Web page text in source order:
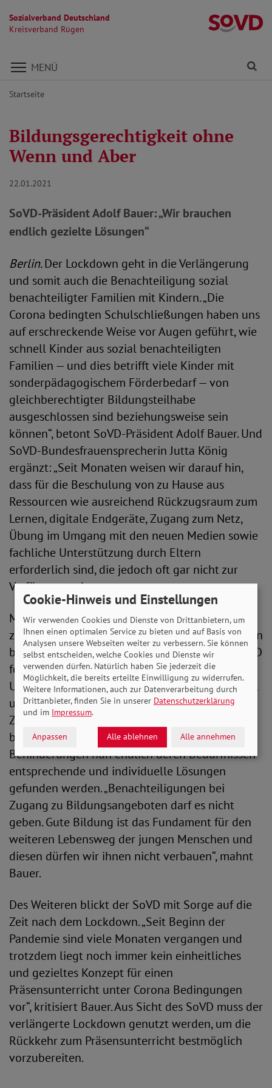
Sozialverband Deutschland
Kreisverband Rügen
Direkt zu den Inhalten springen
MENÜ
Startseite
Bildungsgerechtigkeit ohne
Wenn und Aber
22.01.2021
SoVD-Präsident Adolf Bauer: „Wir brauchen
endlich gezielte Lösungen“
Berlin.Der Lockdown geht in die Verlängerung
und somit auch die Benachteiligung sozial
benachteiligter Familien mit Kindern. „Die
Corona bedingten Schulschließungen haben uns
auf erschreckende Weise vor Augen geführt, wie
schnell Kinder aus sozial benachteiligten
Familien — und dies betrifft viele Kinder mit
sonderpädagogischem Förderbedarf — von
gleichberechtigter Bildungsteilhabe
ausgeschlossen sind beziehungsweise sein
können“, betont SoVD-Präsident Adolf Bauer. Und
SoVD-Bundesfrauensprecherin Jutta König
ergänzt: „Seit Monaten weisen wir darauf hin,
dass für die Beschulung von zu Hause aus
Ressourcen wie ausreichend Rückzugsraum zum
Lernen, digitale Endgeräte, Zugang zum Netz,
Übung im Umgang mit den neuen Medien sowie
fachliche Unterstützung durch Eltern
erforderlich sind, die jedoch oft gar nicht zur
Verfügung stehen.
Manche Kinder mit Behinderungen benötigen
zudem Schulassistenz, die jedoch in vielen Fällen
beim Zuhause Lernen verwehrt wurde.“ Der SoVD
fordert, dass dort, wo die Voraussetzungen für
Unterricht von zu Hause aus nicht gegeben sind,
umgehend Alternativen geschaffen werden.
Zudem müssen für Kinder aus sozial
benachteiligten Familien und Kinder mit
Behinderungen nun endlich deren Bedürfnissen
entsprechende und individuelle Lösungen
gefunden werden. „Benachteiligungen bei
Zugang zu Bildungsangeboten darf es nicht
geben. Gute Bildung ist das Fundament für den
weiteren Lebensweg der jungen Menschen und
diesen dürfen wir ihnen nicht verbauen“, mahnt
Bauer.
Des Weiteren blickt der SoVD mit Sorge auf die
Zeit nach dem Lockdown. „Seit Beginn der
Pandemie sind viele Monaten vergangen und
trotzdem liegt noch immer kein einheitliches
und gezieltes Konzept für einen
Präsensunterricht unter Corona Bedingungen
vor“, kritisiert Bauer. Aus Sicht des SoVD muss der
verlängerte Lockdown genutzt werden, um die
Rückkehr zum Präsensunterricht bestmöglich
vorzubereiten.
Cookie-Hinweis und Einstellungen
Wir verwenden Cookies und Dienste von Drittanbietern, um
Ihnen einen optimalen Service zu bieten und auf Basis von
Analysen unsere Webseiten weiter zu verbessern. Sie können
selbst entscheiden, welche Cookies und Dienste wir
verwenden dürfen. Natürlich haben Sie jederzeit die
Möglichkeit, die bereits erteilte Einwilligung zu widerrufen.
Weitere Informationen, auch zur Datenverarbeitung durch
Drittanbieter, finden Sie in unserer Datenschutzerklärung
und im Impressum.
Anpassen Alle ablehnen Alle annehmen